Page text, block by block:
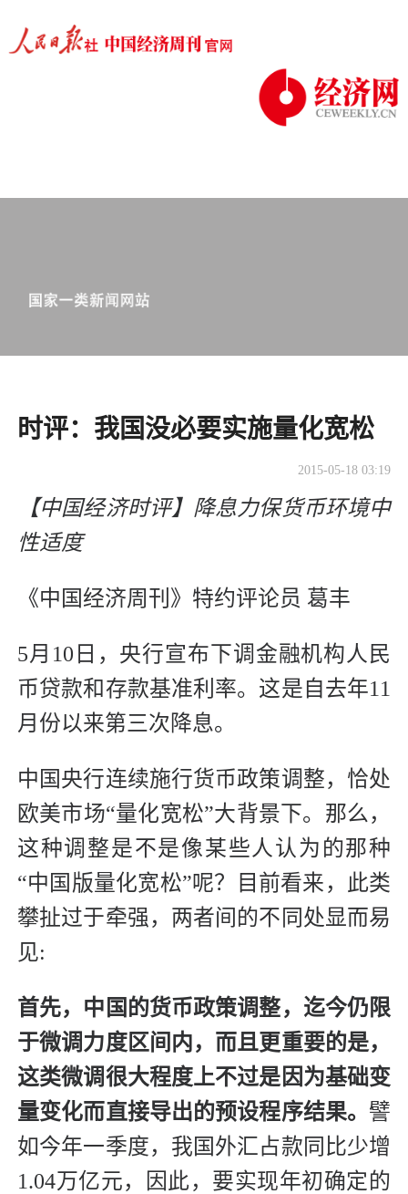
时评：我国没必要实施量化宽松
2015-05-18 03:19
【中国经济时评】降息力保货币环境中
性适度
《中国经济周刊》特约评论员 葛丰
5月10日，央行宣布下调金融机构人民
币贷款和存款基准利率。这是自去年11
月份以来第三次降息。
中国央行连续施行货币政策调整，恰处
欧美市场“量化宽松”大背景下。那么，
这种调整是不是像某些人认为的那种
“中国版量化宽松”呢？目前看来，此类
攀扯过于牵强，两者间的不同处显而易
见:
首先，中国的货币政策调整，迄今仍限
于微调力度区间内，而且更重要的是，
这类微调很大程度上不过是因为基础变
量变化而直接导出的预设程序结果。 譬
如今年一季度，我国外汇占款同比少增
1.04万亿元，因此，要实现年初确定的